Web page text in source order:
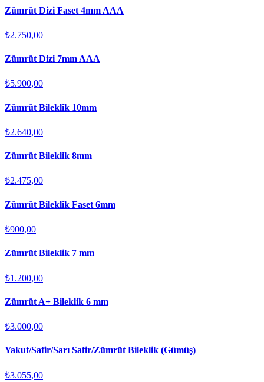
Zümrüt Dizi Faset 4mm AAA
₺2.750,00
Zümrüt Dizi 7mm AAA
₺5.900,00
Zümrüt Bileklik 10mm
₺2.640,00
Zümrüt Bileklik 8mm
₺2.475,00
Zümrüt Bileklik Faset 6mm
₺900,00
Zümrüt Bileklik 7 mm
₺1.200,00
Zümrüt A+ Bileklik 6 mm
₺3.000,00
Yakut/Safir/Sarı Safir/Zümrüt Bileklik (Gümüş)
₺3.055,00